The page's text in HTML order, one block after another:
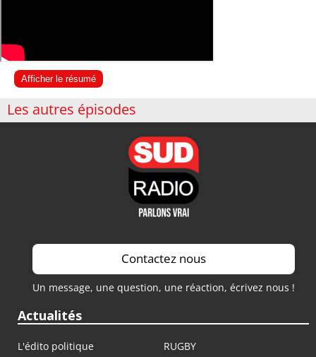
Afficher le résumé
Les autres épisodes
Contactez nous
Un message, une question, une réaction, écrivez nous !
Actualités
L'édito politique
RUGBY